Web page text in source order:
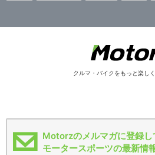
クルマ・バイクをもっと楽し
Motorzのメルマガに登録し
モータースポーツの最新情